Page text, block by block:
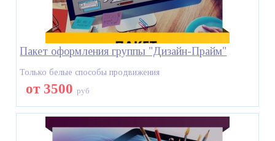
Пакет оформления группы "Дизайн-Прайм"
Только белые способы продвижения
от 3500руб